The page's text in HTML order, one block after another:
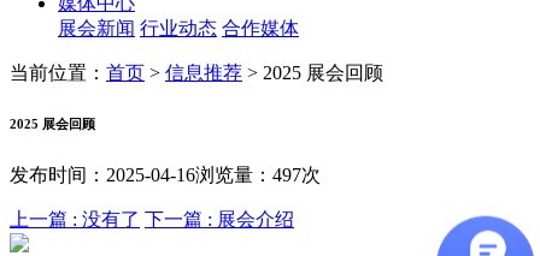
展会新闻 行业动态 合作媒体
当前位置： 首页 > 信息推荐 > 2025 展会回顾
2025 展会回顾
发布时间：2025-04-16浏览量：497次
上一篇 : 没有了 下一篇 : 展会介绍